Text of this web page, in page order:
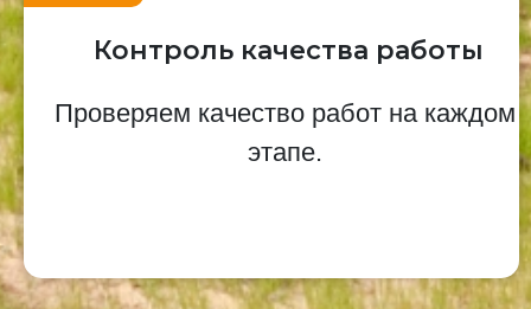
Контроль качества работы
Проверяем качество работ на каждом
этапе.